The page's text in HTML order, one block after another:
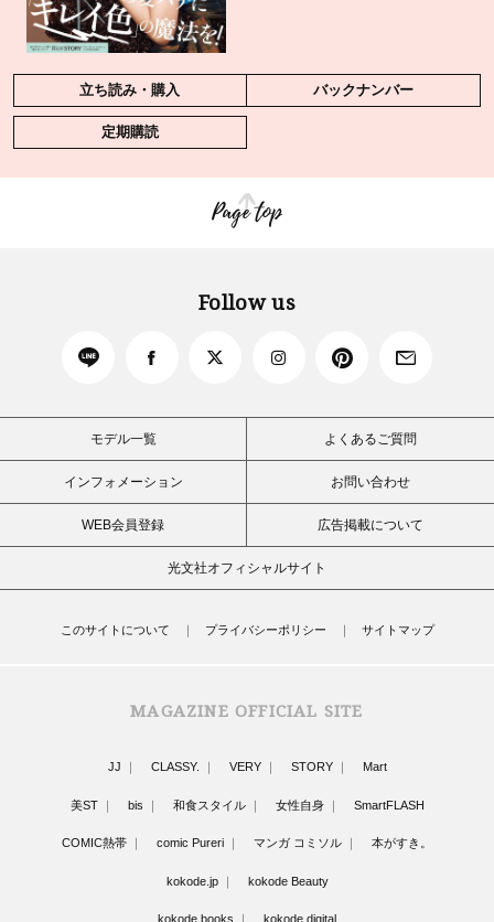
立ち読み・購入 バックナンバー
定期購読
Page top
Follow us
モデル一覧 よくあるご質問
インフォメーション お問い合わせ
WEB会員登録 広告掲載について
光文社オフィシャルサイト
このサイトについて プライバシーポリシー サイトマップ
MAGAZINE OFFICIAL SITE
JJ CLASSY. VERY STORY Mart
美ST bis 和食スタイル 女性自身 SmartFLASH
COMIC熱帯 comic Pureri マンガ コミソル 本がすき。
kokode.jp kokode Beauty
kokode books kokode digital